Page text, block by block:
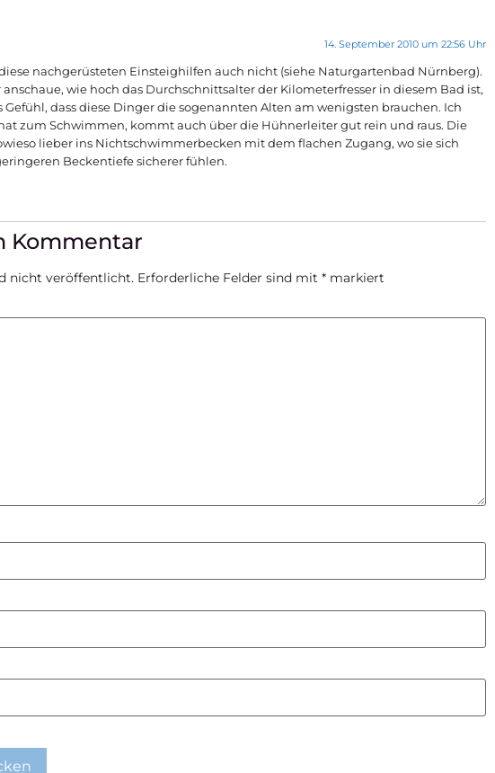
14. September 2010 um 22:56 Uhr
nachgerüsteten Einsteighilfen auch nicht (siehe Naturgartenbad Nürnberg).
wie hoch das Durchschnittsalter der Kilometerfresser in diesem Bad ist,
Gefühl, dass diese Dinger die sogenannten Alten am wenigsten brauchen. Ich
zum Schwimmen, kommt auch über die Hühnerleiter gut rein und raus. Die
lieber ins Nichtschwimmerbecken mit dem flachen Zugang, wo sie sich
Beckentiefe sicherer fühlen.
Kommentar
nicht veröffentlicht. Erforderliche Felder sind mit* markiert